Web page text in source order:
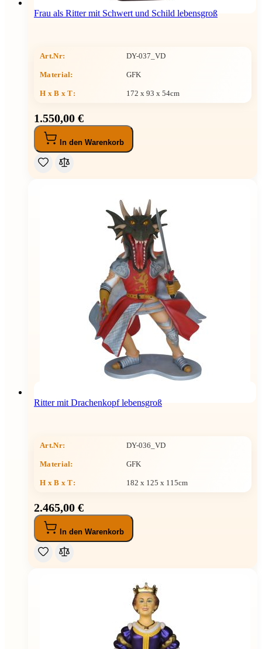
Frau als Ritter mit Schwert und Schild lebensgroß
Art.Nr: DY-037_VD
Material: GFK
H x B x T: 172 x 93 x 54cm
1.550,00 €
In den Warenkorb
Ritter mit Drachenkopf lebensgroß
Art.Nr: DY-036_VD
Material: GFK
H x B x T: 182 x 125 x 115cm
2.465,00 €
In den Warenkorb